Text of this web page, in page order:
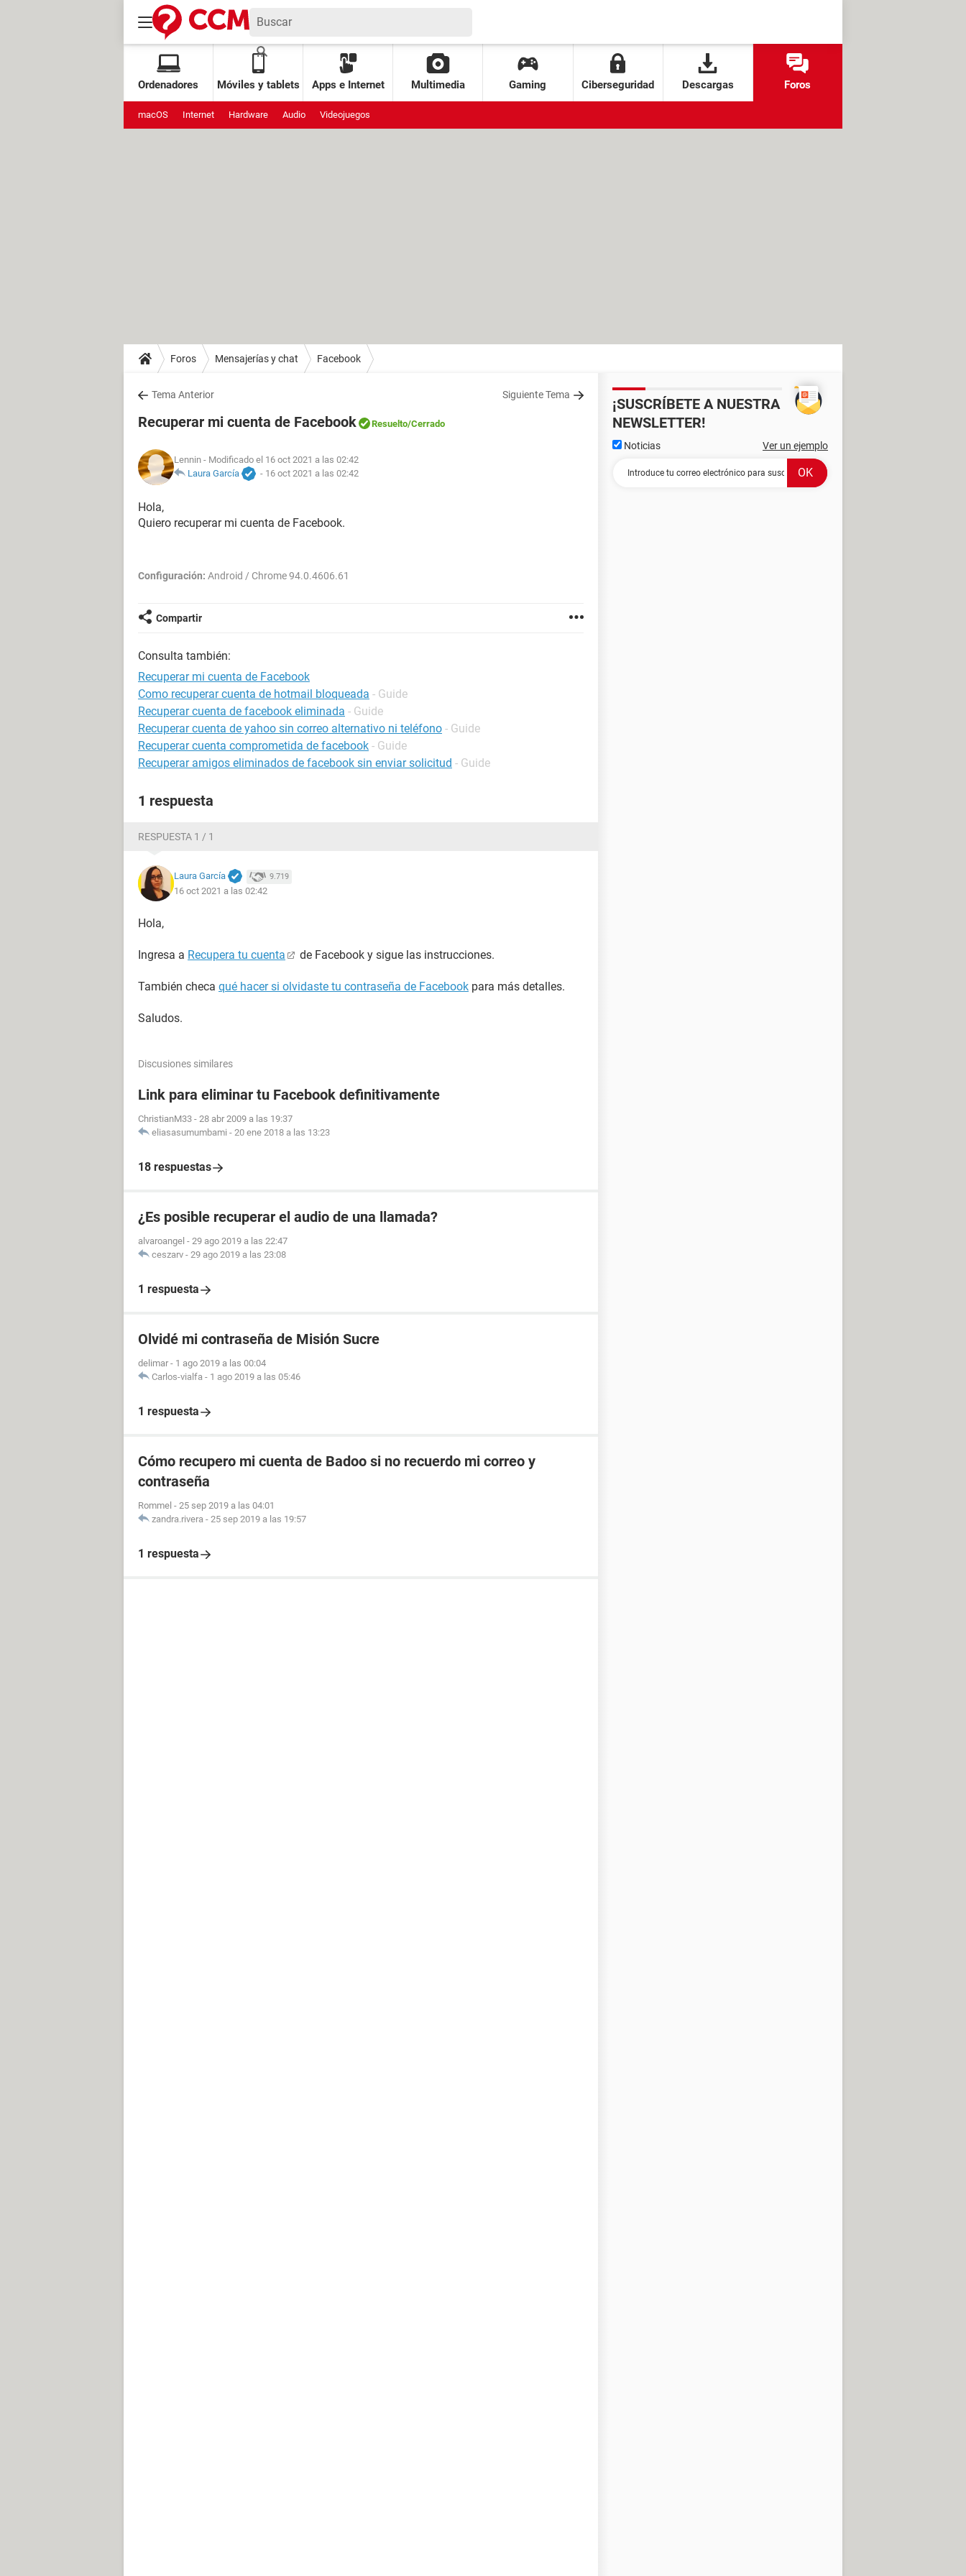
Ordenadores Móviles y tablets Apps e Internet Multimedia Gaming Ciberseguridad Descargas Foros
macOS Internet Hardware Audio Videojuegos
Foros Mensajerías y chat Facebook
Tema Anterior Siguiente Tema
Recuperar mi cuenta de Facebook Resuelto/Cerrado
Lennin - Modificado el 16 oct 2021 a las 02:42
Laura García
- 16 oct 2021 a las 02:42
Hola,
Quiero recuperar mi cuenta de Facebook.
Configuración: Android / Chrome 94.0.4606.61
Compartir
Consulta también:
Recuperar mi cuenta de Facebook
Como recuperar cuenta de hotmail bloqueada - Guide
Recuperar cuenta de facebook eliminada - Guide
Recuperar cuenta de yahoo sin correo alternativo ni teléfono - Guide
Recuperar cuenta comprometida de facebook - Guide
Recuperar amigos eliminados de facebook sin enviar solicitud - Guide
1 respuesta
RESPUESTA 1 / 1
Laura García 9.719
16 oct 2021 a las 02:42
Hola,
Ingresa a Recupera tu cuenta de Facebook y sigue las instrucciones.
También checa qué hacer si olvidaste tu contraseña de Facebook para más detalles.
Saludos.
Discusiones similares
Link para eliminar tu Facebook definitivamente
ChristianM33 - 28 abr 2009 a las 19:37
eliasasumumbami - 20 ene 2018 a las 13:23
18 respuestas
¿Es posible recuperar el audio de una llamada?
alvaroangel - 29 ago 2019 a las 22:47
ceszarv - 29 ago 2019 a las 23:08
1 respuesta
Olvidé mi contraseña de Misión Sucre
delimar - 1 ago 2019 a las 00:04
Carlos-vialfa - 1 ago 2019 a las 05:46
1 respuesta
Cómo recupero mi cuenta de Badoo si no recuerdo mi correo y
contraseña
Rommel - 25 sep 2019 a las 04:01
zandra.rivera - 25 sep 2019 a las 19:57
1 respuesta
¡SUSCRÍBETE A NUESTRA
NEWSLETTER!
Noticias Ver un ejemplo